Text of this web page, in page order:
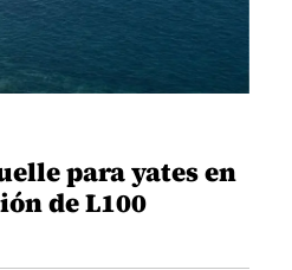
para yates en
de L100